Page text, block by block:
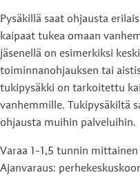
Pysäkillä saat ohjausta
kaipaat tukea omaan
jäsenellä on esimerkiksi
toiminnanohjauksen tai
tukipysäkki on tarkoitettu
vanhemmille. Tukipysäkiltä
ohjausta muihin palveluihin.
Varaa 1-1,5 tunnin
Ajanvaraus: